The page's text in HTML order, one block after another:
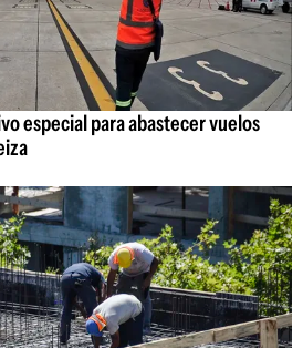
especial para abastecer vuelos